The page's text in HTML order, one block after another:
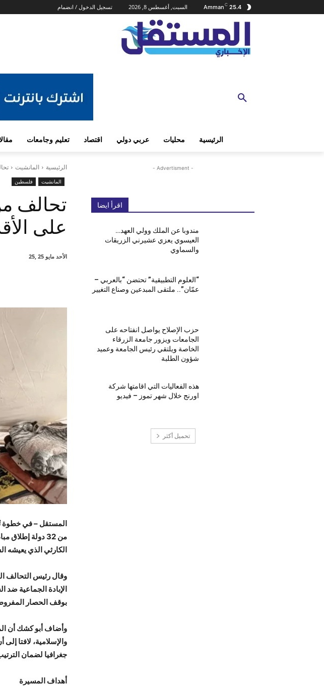
25.4
C
Amman السبت, أغسطس 8, 2026 تسجيل الدخول / انضمام
الرئيسية محليات عربي دولي اقتصاد تعليم وجامعات
الرئيسية المانشيت تحالف من 32
المانشيت فلسطين
على
الأحد مايو 25 ,25
المستقل – في خطوة
من 32 دولة
الكارثي الذي يعيشه
وقال رئيس التحالف
الإبادة الجماعية
بوقف الحصار
وأضاف أبو كشك أن
جغرافيا لضمان
أهداف المسيرة
- Advertisment -
اقرأ ايضا
مندوبا عن الملك وولي العهد…
العيسوي يعزي عشيرني الزريقات
والسماوي
“العلوم التطبيقية” تحتضن “بالعربي –
عمّان”.. ملتقى المبدعين وصناع التغيير
حزب الإصلاح يواصل انفتاحه على
الجامعات ويزور جامعة الزرقاء
الخاصة ويلتقي رئيس الجامعة وعميد
شؤون الطلبة
هذه الفعاليات التي اقامتها شركة
اورنج خلال شهر تموز – فيديو
تحميل أكثر